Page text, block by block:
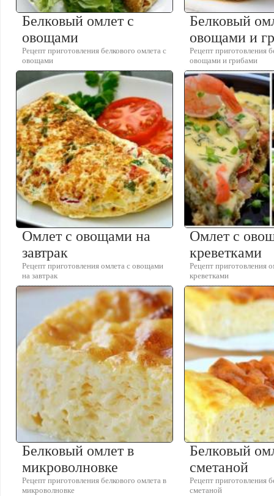
Белковый омлет с
овощами
Рецепт приготовления белкового омлета с
овощами
Белковый
овощами и
Рецепт приготовления
овощами и грибами
Омлет с овощами на
завтрак
Рецепт приготовления омлета с овощами
на завтрак
Омлет с
креветками
Рецепт приготовления
креветками
Белковый омлет в
микроволновке
Рецепт приготовления белкового омлета в
микроволновке
Белковый
сметаной
Рецепт приготовления
сметаной